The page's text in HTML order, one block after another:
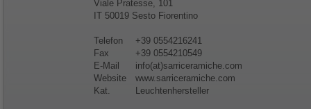
Viale Pratesse, 101
IT 50019 Sesto Fiorentino
Telefon
+39 0554216241
Fax
+39 0554210549
E-Mail
info(at)sarriceramiche.com
Website
www.sarriceramiche.com
Kat.
Leuchtenhersteller